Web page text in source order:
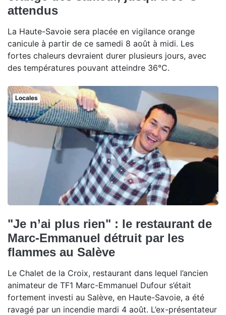
attendus
La Haute-Savoie sera placée en vigilance orange
canicule à partir de ce samedi 8 août à midi. Les
fortes chaleurs devraient durer plusieurs jours, avec
des températures pouvant atteindre 36°C.
Locales
"Je n’ai plus rien" : le restaurant de
Marc-Emmanuel détruit par les
flammes au Salève
Le Chalet de la Croix, restaurant dans lequel l’ancien
animateur de TF1 Marc-Emmanuel Dufour s’était
fortement investi au Salève, en Haute-Savoie, a été
ravagé par un incendie mardi 4 août. L’ex-présentateur